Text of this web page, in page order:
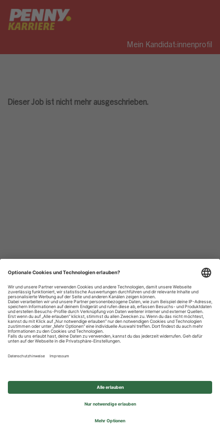
Mein Kandidat:innenprofil
Dieser Job ist nicht mehr ausgeschrieben.
Datenschutzhinweise
Impressum
Privatsphäre-Einstellungen
© 2026 REWE Group - All rights reserved